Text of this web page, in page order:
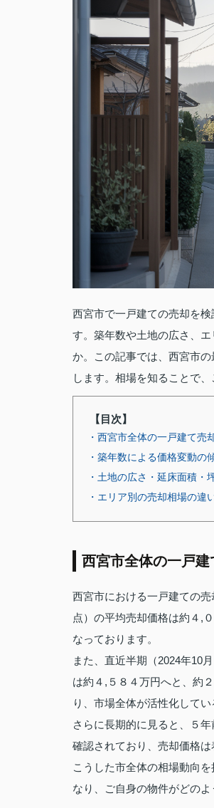
西宮市で一戸建ての売却を
す。築年数や土地の広さ、
か。この記事では、西宮市
します。相場を知ることで
【目次】
・西宮市全体の一戸建て売
・築年数による価格変動の
・土地の広さ・延床面積・
・エリア別の売却相場の違
西宮市全体の一戸
西宮市における一戸建ての
点）の平均売却価格は約４,
なっております。
また、直近半期（2024年10
は約４,５８４万円へと、約
り、市場全体が活性化してい
さらに長期的に見ると、５
確認されており、売却価格は
こうした市全体の相場動向
なり、ご自身の物件がどの